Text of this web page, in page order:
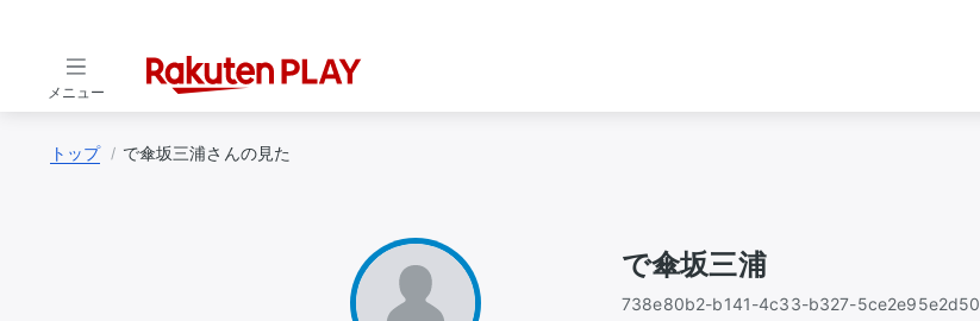
メニュー
トップ で傘坂三浦さんの見た
で傘坂三浦
738e80b2-b141-4c33-b327-5ce2e95e2d50